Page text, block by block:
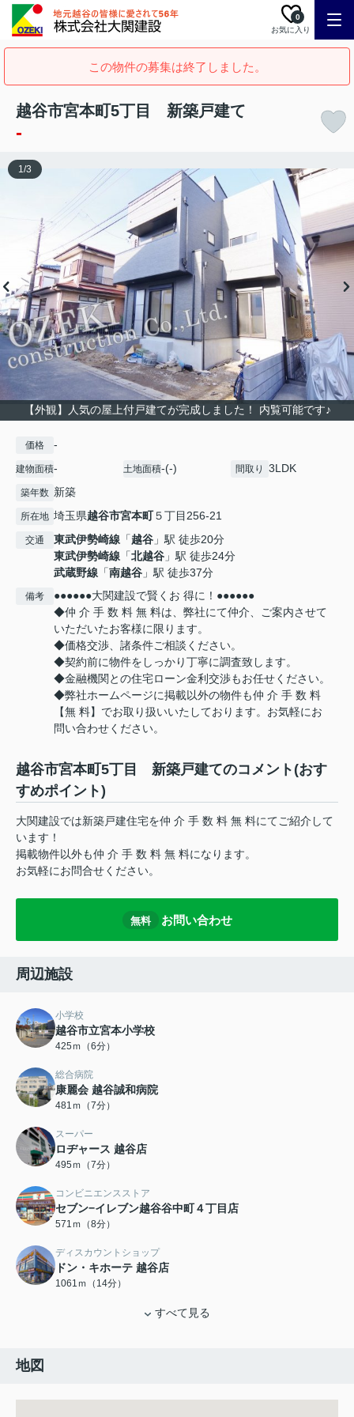
お気に入り
0
この物件の募集は終了しました。
越谷市宮本町5丁目 新築戸建て
-
【外観】人気の屋上付戸建てが完成しました！ 内覧可能です♪
1/3
価格 -
建物面積- 土地面積-(-) 間取り 3LDK
築年数 新築
所在地 埼玉県越谷市宮本町５丁目256-21
交通 東武伊勢崎線 「越谷 」駅 徒歩20分
東武伊勢崎線 「北越谷 」駅 徒歩24分
武蔵野線 「南越谷 」駅 徒歩37分
備考
●●●●●●大関建設で賢くお 得に！●●●●●●
◆仲 介 手 数 料 無 料は、弊社にて仲介、ご案内させて
いただいたお客様に限ります。
◆価格交渉、諸条件ご相談ください。
◆契約前に物件をしっかり丁寧に調査致します。
◆金融機関との住宅ローン金利交渉もお任せください。
◆弊社ホームページに掲載以外の物件も仲 介 手 数 料
【無 料】でお取り扱いいたしております。お気軽にお
問い合わせください。
越谷市宮本町5丁目 新築戸建てのコメント(おす
すめポイント)
大関建設では新築戸建住宅を仲 介 手 数 料 無 料にてご紹介して
います！
掲載物件以外も仲 介 手 数 料 無 料になります。
お気軽にお問合せください。
無料 お問い合わせ
周辺施設
小学校
越谷市立宮本小学校
425ｍ（6分）
総合病院
康麗会 越谷誠和病院
481ｍ（7分）
スーパー
ロヂャース 越谷店
495ｍ（7分）
コンビニエンスストア
セブン−イレブン越谷谷中町４丁目店
571ｍ（8分）
ディスカウントショップ
ドン・キホーテ 越谷店
1061ｍ（14分）
すべて見る
地図